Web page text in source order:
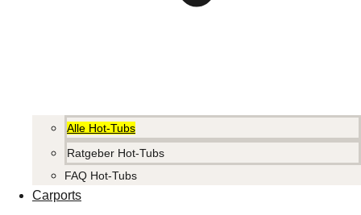
Alle Hot-Tubs
Ratgeber Hot-Tubs
FAQ Hot-Tubs
Carports